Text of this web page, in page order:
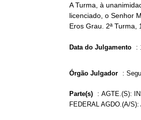
A Turma, à
licenciado, o Senhor
Eros Grau. 2ª Turma,
Data do Julgamento :
Órgão Julgador :
Parte(s) : AGTE.(S):
FEDERAL AGDO.(A/